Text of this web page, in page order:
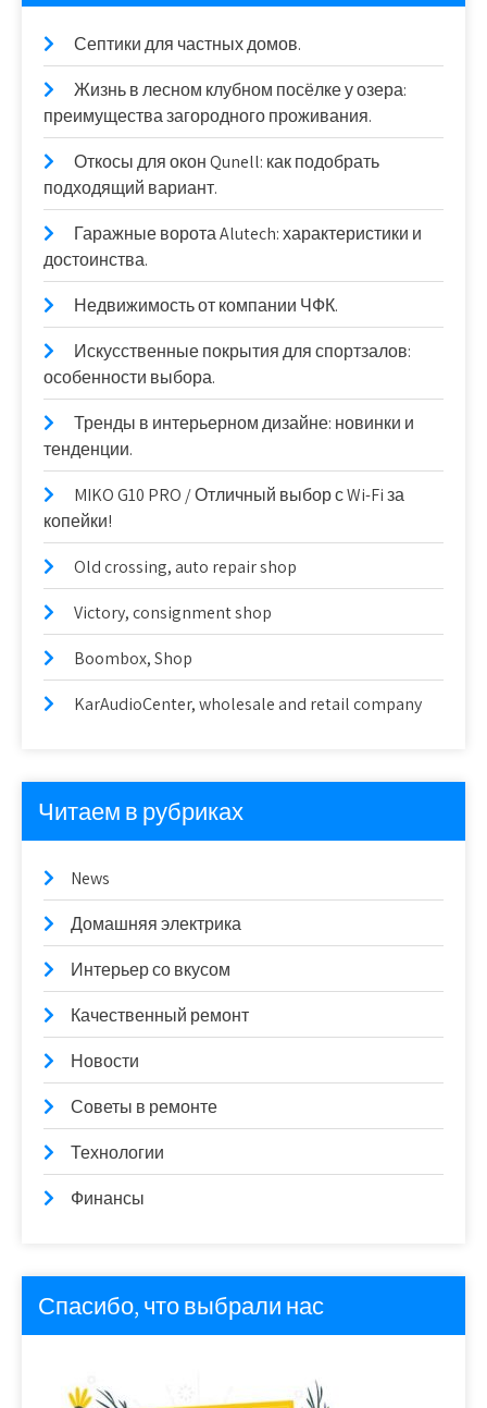
Септики для частных домов.
Жизнь в лесном клубном посёлке у озера:
преимущества загородного проживания.
Откосы для окон Qunell: как подобрать
подходящий вариант.
Гаражные ворота Alutech: характеристики и
достоинства.
Недвижимость от компании ЧФК.
Искусственные покрытия для спортзалов:
особенности выбора.
Тренды в интерьерном дизайне: новинки и
тенденции.
MIKO G10 PRO / Отличный выбор с Wi-Fi за
копейки!
Old crossing, auto repair shop
Victory, consignment shop
Boombox, Shop
KarAudioCenter, wholesale and retail company
Читаем в рубриках
News
Домашняя электрика
Интерьер со вкусом
Качественный ремонт
Новости
Советы в ремонте
Технологии
Финансы
Спасибо, что выбрали нас